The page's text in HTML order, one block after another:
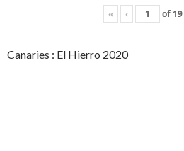
« ‹ of 19
Canaries : El Hierro 2020